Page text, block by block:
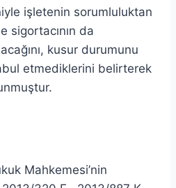
işletenin sorumluluktan
sigortacının da
kusur durumunu
etmediklerini belirterek
Mahkemesi’nin